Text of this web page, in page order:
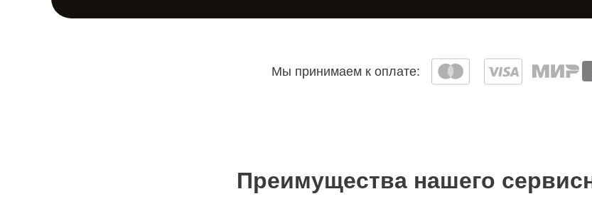
Мы принимаем к оплате:
Преимущества нашего